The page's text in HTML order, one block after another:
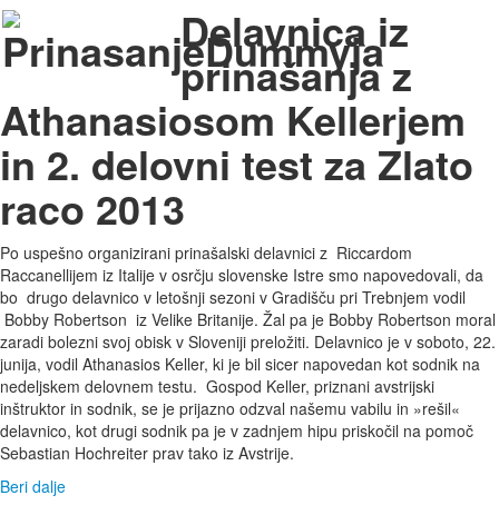
Delavnica iz
prinašanja z
Athanasiosom Kellerjem
in 2. delovni test za Zlato
raco 2013
Po uspešno organizirani prinašalski delavnici z Riccardom
Raccanellijem iz Italije v osrčju slovenske Istre smo napovedovali, da
bo drugo delavnico v letošnji sezoni v Gradišču pri Trebnjem vodil
Bobby Robertson iz Velike Britanije. Žal pa je Bobby Robertson moral
zaradi bolezni svoj obisk v Sloveniji preložiti. Delavnico je v soboto, 22.
junija, vodil Athanasios Keller, ki je bil sicer napovedan kot sodnik na
nedeljskem delovnem testu. Gospod Keller, priznani avstrijski
inštruktor in sodnik, se je prijazno odzval našemu vabilu in »rešil«
delavnico, kot drugi sodnik pa je v zadnjem hipu priskočil na pomoč
Sebastian Hochreiter prav tako iz Avstrije.
Beri dalje